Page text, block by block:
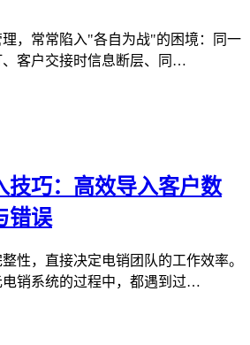
，常常陷入"各自为战"的困境：同一
客户交接时信息断层、同…
技巧：高效导入客户数
错误
性，直接决定电销团队的工作效率。
销系统的过程中，都遇到过…